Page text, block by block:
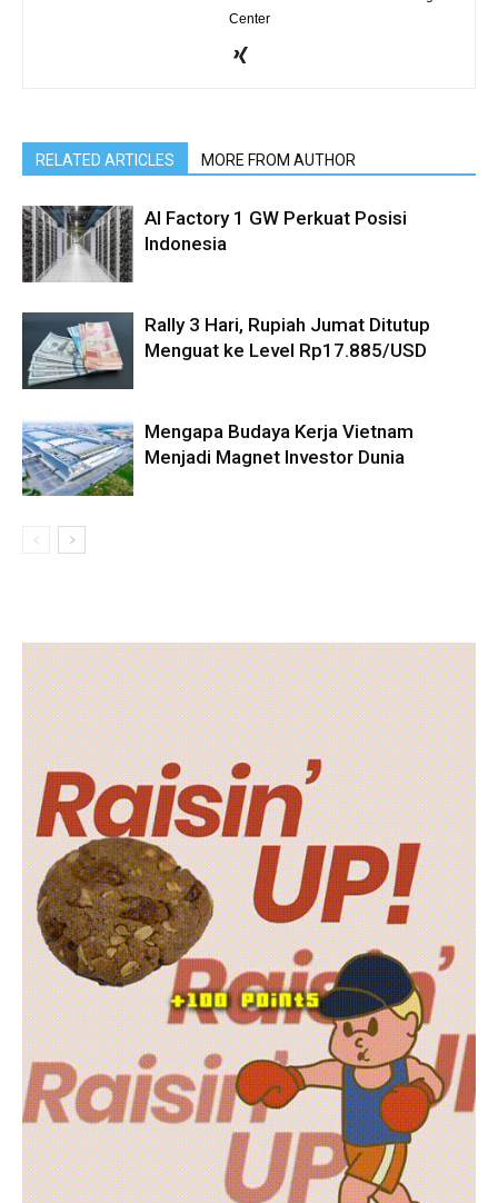
Center
RELATED ARTICLES MORE FROM AUTHOR
AI Factory 1 GW Perkuat Posisi
Indonesia
Rally 3 Hari, Rupiah Jumat Ditutup
Menguat ke Level Rp17.885/USD
Mengapa Budaya Kerja Vietnam
Menjadi Magnet Investor Dunia